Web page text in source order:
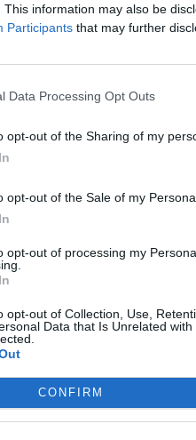
This information may also be
Participants that may further
Data Processing Opt Outs
opt-out of the Sharing of my
opt-out of the Sale of my
opt-out of processing my
opt-out of Collection, Use,
Data that Is Unrelated
CONFIRM
di articoli sui
come dietro
diverse,
all'addio alla
diventarne il
un ente del
unito? Ecco i tre
Oro
Marino Petrelli
adottato